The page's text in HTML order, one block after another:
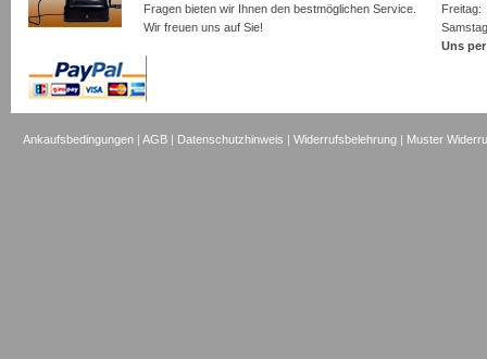
Fragen bieten wir Ihnen den bestmöglichen Service.
Wir freuen uns auf Sie!
Uns
Ankaufsbedingungen |AGB | Datenschutzhinweis |Widerrufsbelehrung | Muster